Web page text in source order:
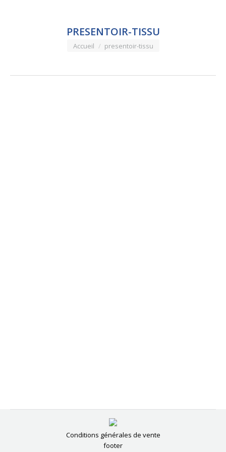
PRESENTOIR-TISSU
Vous êtes ici :
Accueil presentoir-tissu
Conditions générales de vente
footer